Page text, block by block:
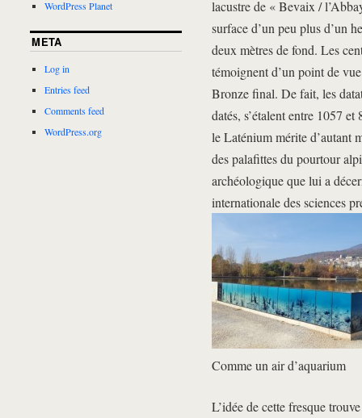
lacustre de « Bevaix /
surface d’un peu plus d’un
deux mètres de fond. Les
témoignent d’un point de
Bronze final. De fait, les
datés, s’étalent entre 1057
le Laténium mérite d’autant
des palafittes du pourtour
archéologique que lui a
internationale des sciences
Comme un air d’aquarium
L’idée de cette fresque
WordPress Planet
META
Log in
Entries feed
Comments feed
WordPress.org